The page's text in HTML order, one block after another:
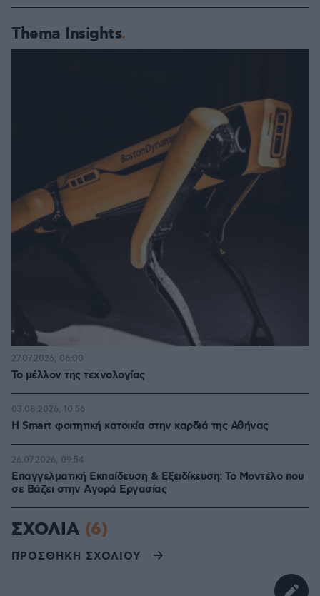
Thema Insights
Το μέλλον της τεχνολογίας
27.07.2026, 06:00
Η Smart φοιτητική κατοικία στην καρδιά της Αθήνας
03.08.2026, 10:56
Επαγγελματική Εκπαίδευση & Εξειδίκευση: Το Mοντέλο που
σε Bάζει στην Aγορά Eργασίας
26.07.2026, 09:54
ΣΧΟΛΙΑ (6)
ΠΡΟΣΘΗΚΗ ΣΧΟΛΙΟΥ